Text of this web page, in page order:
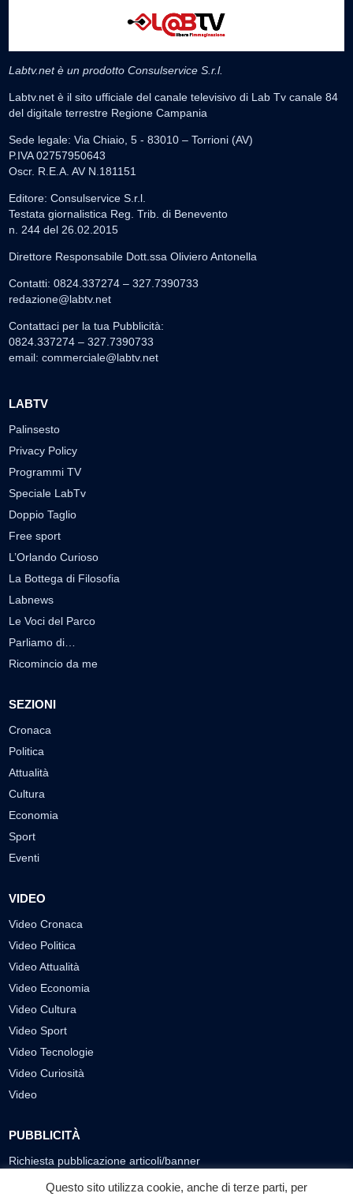
Labtv.net è un prodotto Consulservice S.r.l.
Labtv.net è il sito ufficiale del canale televisivo di Lab Tv canale 84
del digitale terrestre Regione Campania
Sede legale: Via Chiaio, 5 - 83010 – Torrioni (AV)
P.IVA 02757950643
Oscr. R.E.A. AV N.181151
Editore: Consulservice S.r.l.
Testata giornalistica Reg. Trib. di Benevento
n. 244 del 26.02.2015
Direttore Responsabile Dott.ssa Oliviero Antonella
Contatti: 0824.337274 – 327.7390733
redazione@labtv.net
Contattaci per la tua Pubblicità:
0824.337274 – 327.7390733
email: commerciale@labtv.net
LABTV
Palinsesto
Privacy Policy
Programmi TV
Speciale LabTv
Doppio Taglio
Free sport
L’Orlando Curioso
La Bottega di Filosofia
Labnews
Le Voci del Parco
Parliamo di…
Ricomincio da me
SEZIONI
Cronaca
Politica
Attualità
Cultura
Economia
Sport
Eventi
VIDEO
Video Cronaca
Video Politica
Video Attualità
Video Economia
Video Cultura
Video Sport
Video Tecnologie
Video Curiosità
Video
PUBBLICITÀ
Richiesta pubblicazione articoli/banner
SEGUICI SUI SOCIAL
Questo sito utilizza cookie, anche di terze parti, per